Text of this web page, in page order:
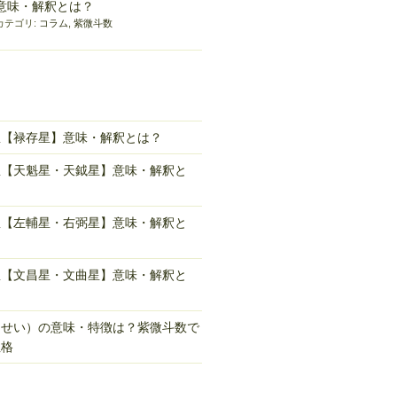
味・解釈とは？
テゴリ: コラム 紫微斗数
禄存星】意味・解釈とは？
天魁星・天鉞星】意味・解釈と
左輔星・右弼星】意味・解釈と
文昌星・文曲星】意味・解釈と
い）の意味・特徴は？紫微斗数で